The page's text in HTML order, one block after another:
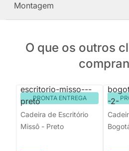
Montagem
O que os outros
PRONTA ENTREGA
Cadeira de Escritório
Missô - Preto